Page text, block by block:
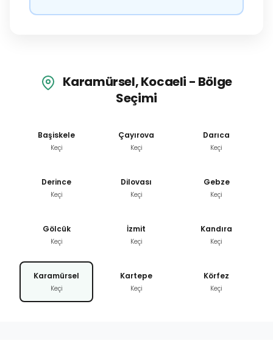
Karamürsel, Kocaeli - Bölge
Seçimi
Başiskele
Keçi
Çayırova
Keçi
Darıca
Keçi
Derince
Keçi
Dilovası
Keçi
Gebze
Keçi
Gölcük
Keçi
İzmit
Keçi
Kandıra
Keçi
Karamürsel
Keçi
Kartepe
Keçi
Körfez
Keçi